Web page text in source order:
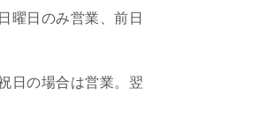
曜日のみ営業、前日
日の場合は営業。翌